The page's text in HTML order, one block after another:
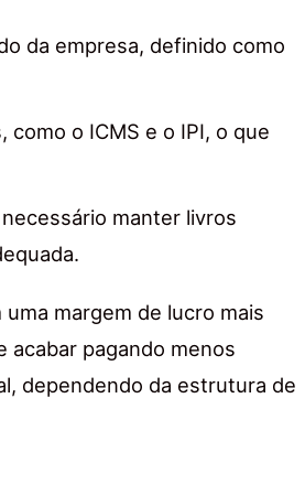
da empresa, definido como
o ICMS e o IPI, o que
manter livros
margem de lucro mais
acabar pagando menos
dependendo da estrutura de